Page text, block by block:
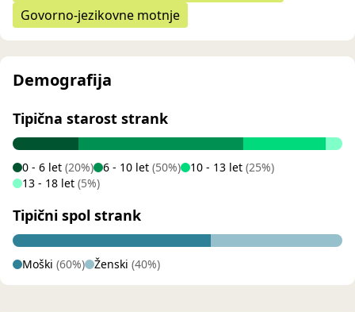
Govorno-jezikovne motnje
Demografija
Tipična starost strank
0 - 6 let (20%) 6 - 10 let (50%) 10 - 13 let (25%)
13 - 18 let (5%)
Tipični spol strank
Moški (60%) Ženski (40%)